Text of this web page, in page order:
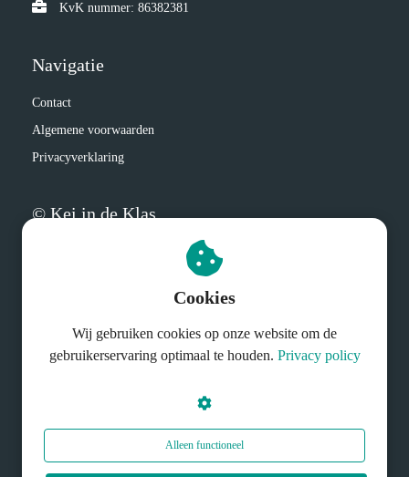
KvK nummer: 86382381
Navigatie
Contact
Algemene voorwaarden
Privacyverklaring
© Kei in de Klas
Cookies
Wij gebruiken cookies op onze website om de
gebruikerservaring optimaal te houden. Privacy policy
Alleen functioneel